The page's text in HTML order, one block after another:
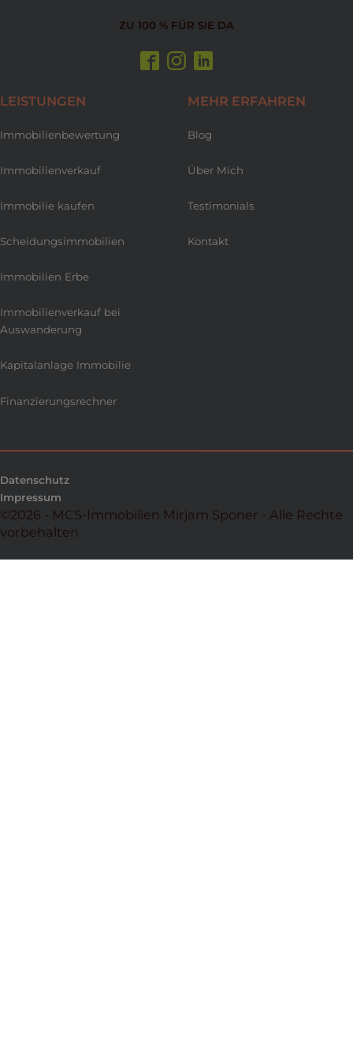
ZU 100 % FÜR SIE DA
LEISTUNGEN
Immobilienbewertung
Immobilienverkauf
Immobilie kaufen
Scheidungsimmobilien
Immobilien Erbe
Immobilienverkauf bei
Auswanderung
Kapitalanlage Immobilie
Finanzierungsrechner
MEHR ERFAHREN
Blog
Über Mich
Testimonials
Kontakt
Datenschutz
Impressum
©2026 - MCS-Immobilien Mirjam Sponer - Alle Rechte
vorbehalten